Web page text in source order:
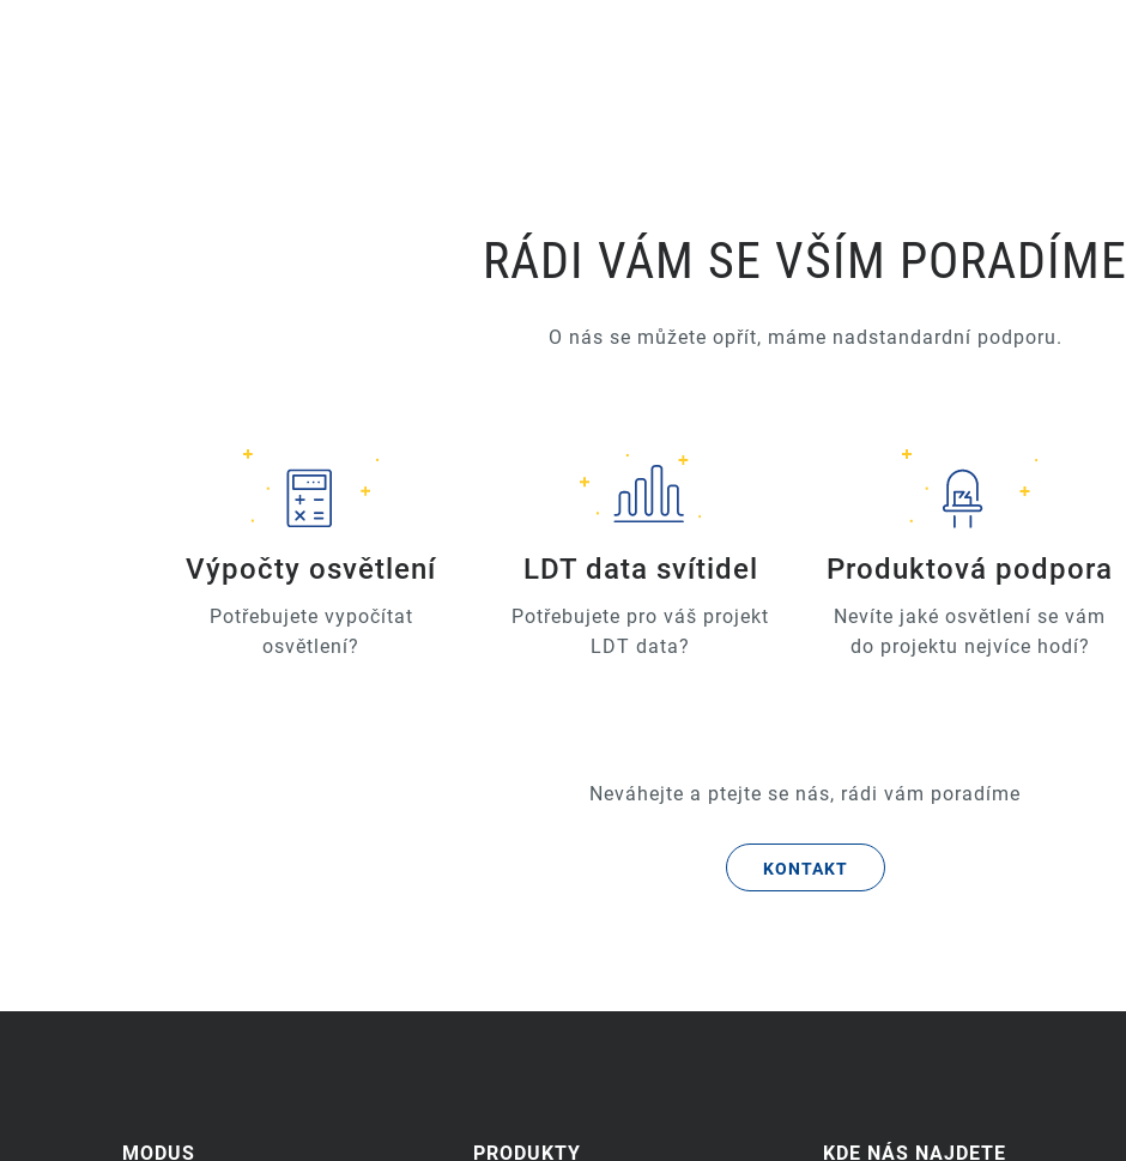
RÁDI VÁM SE VŠÍM PORADÍME
O nás se můžete opřít, máme nadstandardní podporu.
Výpočty osvětlení
Potřebujete vypočítat
osvětlení?
LDT data svítidel
Potřebujete pro váš projekt
LDT data?
Produktová podpora
Nevíte jaké osvětlení se vám
do projektu nejvíce hodí?
Neváhejte a ptejte se nás, rádi vám poradíme
KONTAKT
MODUS PRODUKTY KDE NÁS NAJDETE